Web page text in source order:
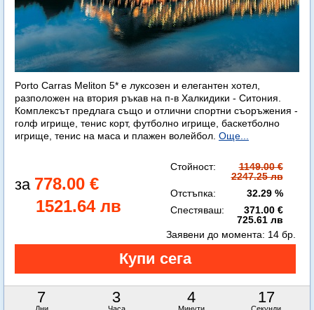
Porto Carras Meliton 5* е луксозен и елегантен хотел,
разположен на втория ръкав на п-в Халкидики - Ситония.
Комплексът предлага също и отлични спортни съоръжения -
голф игрище, тенис корт, футболно игрище, баскетболно
игрище, тенис на маса и плажен волейбол. Още...
778.00 €
1521.64 лв
Стойност:
1149.00 €
2247.25 лв
Отстъпка:
32.29 %
Спестяваш:
371.00 €
725.61 лв
7 3 4 14
Заявени до момента: 14 бр.